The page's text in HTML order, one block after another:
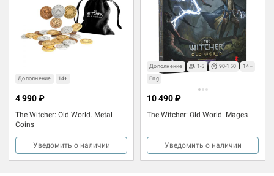
Дополнение 14+
The Witcher: Old World. Metal
Coins
4 990 ₽
Уведомить о наличии
Дополнение 1-5 90-150
14+
Eng
The Witcher: Old World. Mages
10 490 ₽
Уведомить о наличии